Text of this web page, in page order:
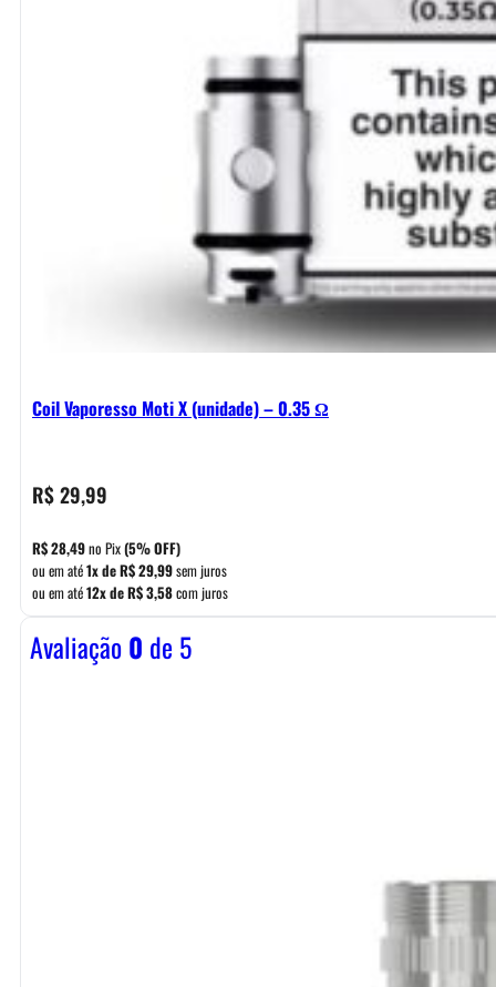
Coil Vaporesso Moti X (unidade) – 0.35 Ω
R$29,99
R$28,49no Pix(5% OFF)
ou em até1x deR$29,99sem juros
ou em até12x deR$3,58com juros
Avaliação0 de 5